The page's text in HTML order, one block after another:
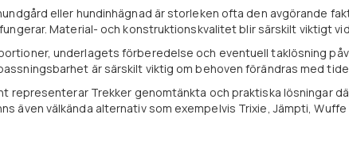
eller hundinhägnad är storleken ofta den avgörande
Material- och konstruktionskvalitet blir särskilt viktigt
underlagets förberedelse och eventuell taklösning
är särskilt viktig om behoven förändras med
representerar Trekker genomtänkta och praktiska lösningar
även välkända alternativ som exempelvis Trixie, Jämpti, Wuffe